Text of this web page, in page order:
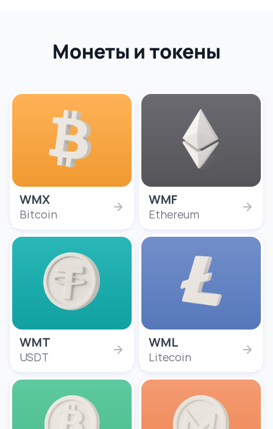
Монеты и токены
WMX
Bitcoin
WMF
Ethereum
WMT
USDT
WML
Litecoin